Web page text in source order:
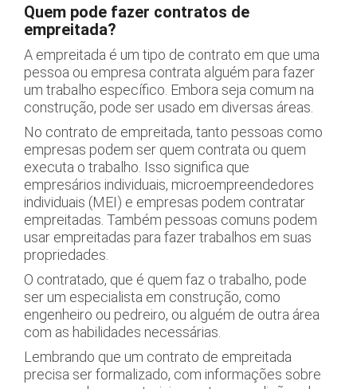
Quem pode fazer contratos de
empreitada?
A empreitada é um tipo de contrato em que uma
pessoa ou empresa contrata alguém para fazer
um trabalho específico. Embora seja comum na
construção, pode ser usado em diversas áreas.
No contrato de empreitada, tanto pessoas como
empresas podem ser quem contrata ou quem
executa o trabalho. Isso significa que
empresários individuais, microempreendedores
individuais (MEI) e empresas podem contratar
empreitadas. Também pessoas comuns podem
usar empreitadas para fazer trabalhos em suas
propriedades.
O contratado, que é quem faz o trabalho, pode
ser um especialista em construção, como
engenheiro ou pedreiro, ou alguém de outra área
com as habilidades necessárias.
Lembrando que um contrato de empreitada
precisa ser formalizado, com informações sobre